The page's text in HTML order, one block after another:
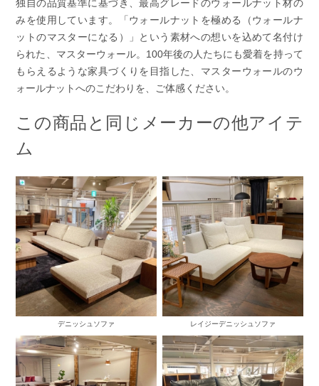
独自の品質基準に基づき、最高グレードのウォールナット材の
みを使用しています。「ウォールナットを極める（ウォールナ
ットのマスターになる）」という素材への想いを込めて名付け
られた、マスターウォール。100年後の人たちにも愛着を持って
もらえるような家具づくりを目指した、マスターウォールのウ
ォールナットへのこだわりを、ご体感ください。
この商品と同じメーカーの他アイテ
ム
デニッシュソファ レイジーデニッシュソファ